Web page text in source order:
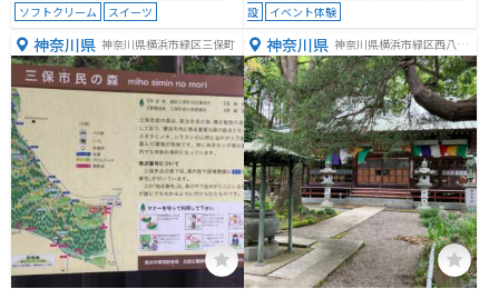
ソフトクリーム
スイーツ
設
イベント体験
神奈川県 神奈川県横浜市緑区三保町 神奈川県 神奈川県横浜市緑区西八朔
町２０８